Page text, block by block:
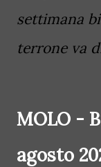
settimana
terrone va
MOLO -
agosto